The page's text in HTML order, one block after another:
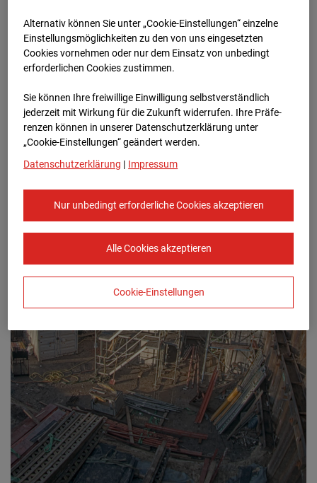
Alternativ können Sie unter „Cookie-Einstellungen“ einzelne
Einstellungsmöglichkeiten zu den von uns eingesetzten
Cookies vornehmen oder nur dem Einsatz von unbedingt
erforderlichen Cookies zustimmen.
Sie können Ihre freiwillige Einwilligung selbstverständlich
jederzeit mit Wirkung für die Zukunft widerrufen. Ihre Prä­fe­
renzen können in unserer Datenschutzerklärung unter
„Cookie-Einstellungen“ geändert werden.
Datenschutzerklärung | Impressum
Nur unbedingt erforderliche Cookies akzeptieren
Alle Cookies akzeptieren
Cookie-Einstellungen